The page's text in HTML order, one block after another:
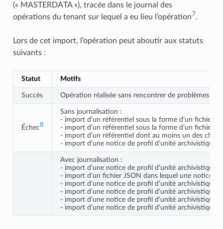
(« MASTERDATA »), tracée dans le journal des
opérations du tenant sur lequel a eu lieu l’opération7.
Lors de cet import, l’opération peut aboutir aux statuts
suivants :
Statut Motifs
Succès Opération réalisée sans rencontrer de problèmes
Échec8
Sans journalisation :
- import d’un référentiel sous la forme d’un fichier
- import d’un référentiel sous la forme d’un fichier
- import d’un référentiel dont au moins un des
- import d’une notice de profil d’unité archivistique
Avec journalisation :
- import d’une notice de profil d’unité archivistique
- import d’un fichier JSON dans lequel une notice
- import d’une notice de profil d’unité archivistique
- import d’une notice de profil d’unité archivistique
- import d’une notice de profil d’unité
- import d’une notice de profil d’unité archivistique